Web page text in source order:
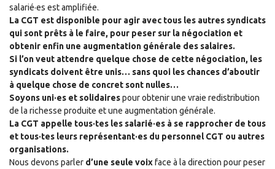
salarié·es est amplifiée.
La CGT est disponible pour agir avec tous les autres syndicats
qui sont prêts à le faire, pour peser sur la négociation et
obtenir enfin une augmentation générale des salaires.
Si l’on veut attendre quelque chose de cette négociation, les
syndicats doivent être unis… sans quoi les chances d’aboutir
à quelque chose de concret sont nulles…
Soyons uni·es et solidairespour obtenir une vraie redistribution
de la richesse produite et une augmentation générale.
La CGT appelle tous·tes les salarié·es à se rapprocher de tous
et tous·tes leurs représentant·es du personnel CGT ou autres
organisations.
Nous devons parler d’une seule voixface à la direction pour peser